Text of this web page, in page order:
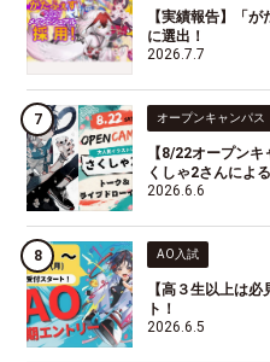
【実績報告】「
に選出！
2026.7.7
オープンキャンパス
【8/22オープン
くしゃ2さんによ
2026.6.6
AO入試
【高３生以上は
ト！
2026.6.5